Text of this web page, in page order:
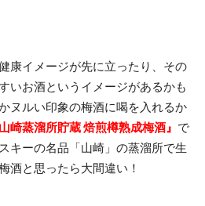
康イメージが先に立ったり、その
いお酒というイメージがあるかも
ヌルい印象の梅酒に喝を入れるか
山崎蒸溜所貯蔵 焙煎樽熟成梅酒』 で
キーの名品「山崎」の蒸溜所で生
酒と思ったら大間違い！